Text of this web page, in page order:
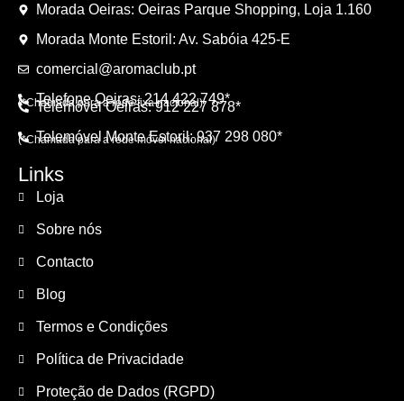
Morada Oeiras: Oeiras Parque Shopping, Loja 1.160
Morada Monte Estoril: Av. Sabóia 425-E
comercial@aromaclub.pt
Telefone Oeiras: 214 422 749*
(*Chamada para a rede fixa nacional)
Telemóvel Oeiras: 912 227 878*
Telemóvel Monte Estoril: 937 298 080*
(*Chamada para a rede móvel nacional)
Links
Loja
Sobre nós
Contacto
Blog
Termos e Condições
Política de Privacidade
Proteção de Dados (RGPD)